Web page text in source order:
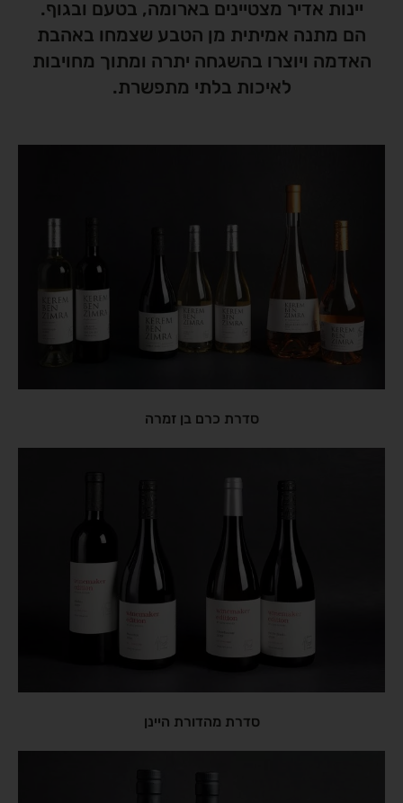
יינות אדיר מצטיינים בארומה, בטעם ובגוף.
הם מתנה אמיתית מן הטבע שצמחו באהבת
האדמה ויוצרו בהשגחה יתרה ומתוך מחויבות
לאיכות בלתי מתפשרת.
סדרת כרם בן זמרה
סדרת מהדורת היינן